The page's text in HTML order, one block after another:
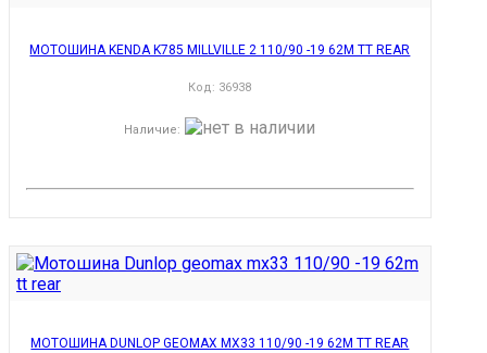
МОТОШИНА KENDA K785 MILLVILLE 2 110/90 -19 62M TT REAR
Код: 36938
Наличие:
МОТОШИНА DUNLOP GEOMAX MX33 110/90 -19 62M TT REAR